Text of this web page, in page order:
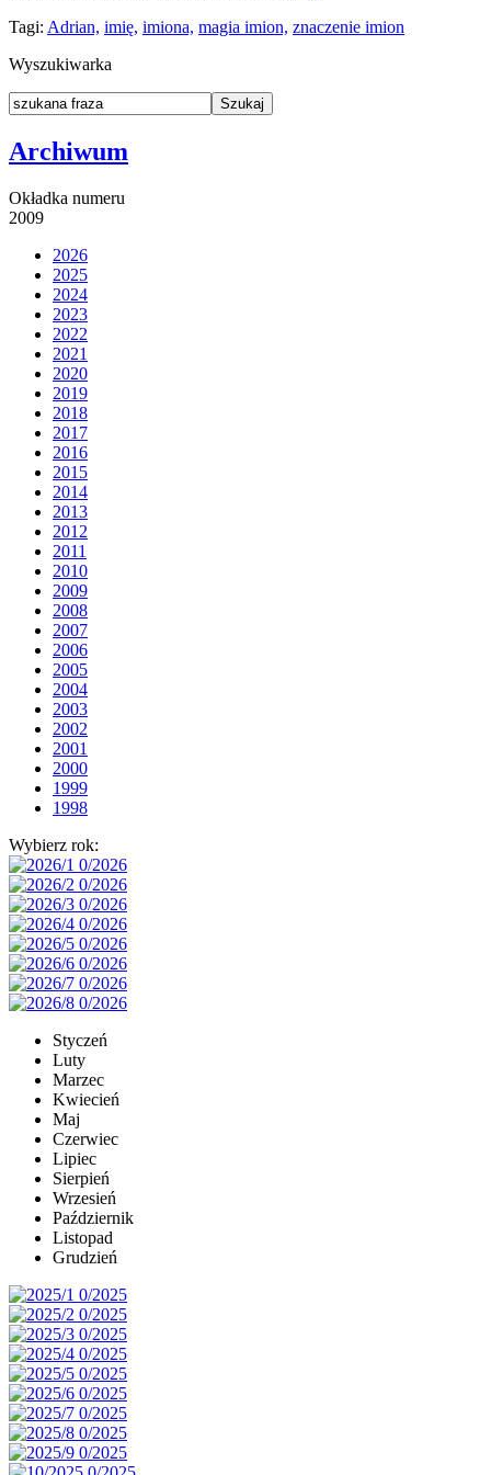
Tagi: Adrian, imię, imiona, magia imion, znaczenie imion
Wyszukiwarka
Archiwum
Okładka numeru
2009
2026
2025
2024
2023
2022
2021
2020
2019
2018
2017
2016
2015
2014
2013
2012
2011
2010
2009
2008
2007
2006
2005
2004
2003
2002
2001
2000
1999
1998
Wybierz rok:
Styczeń
Luty
Marzec
Kwiecień
Maj
Czerwiec
Lipiec
Sierpień
Wrzesień
Październik
Listopad
Grudzień